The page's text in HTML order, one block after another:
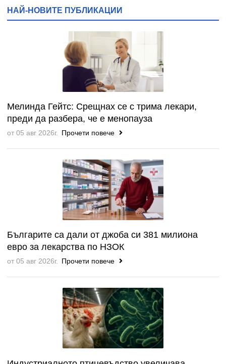
НАЙ-НОВИТЕ ПУБЛИКАЦИИ
Мелинда Гейтс: Срещнах се с трима лекари,
преди да разбера, че е менопауза
от 05 авг 2026г. Прочети повече
Българите са дали от джоба си 381 милиона
евро за лекарства по НЗОК
от 05 авг 2026г. Прочети повече